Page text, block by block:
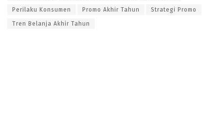
Perilaku Konsumen Promo Akhir Tahun Strategi Promo
Tren Belanja Akhir Tahun